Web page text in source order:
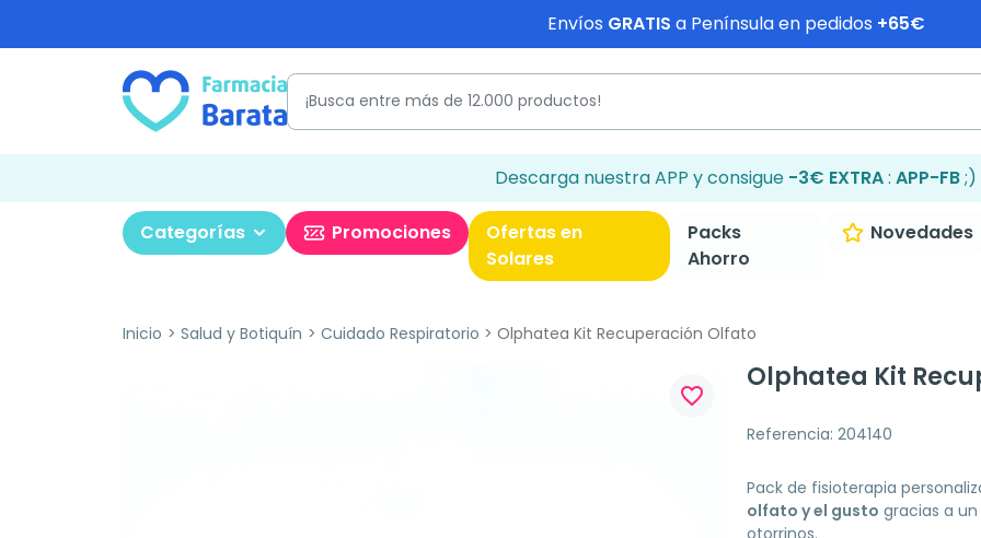
Envíos GRATIS a Península en pedidos +65€
Descarga nuestra APP y consigue -3€ EXTRA: APP-FB;)
Categorías Promociones
Ofertas en
Solares
Packs
Ahorro
Novedades
Inicio Salud y Botiquín Cuidado Respiratorio Olphatea Kit Recuperación Olfato
favorite_border
Olphatea Kit
Referencia: 204140
Pack de fisioterapia
olfato y el gusto gracias a
otorrinos.